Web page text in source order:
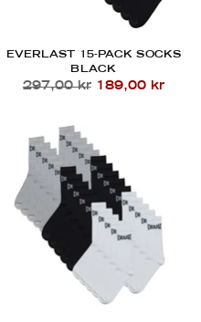
EVERLAST 15-PACK SOCKS
BLACK
Regular
297,00 kr 189,00 kr